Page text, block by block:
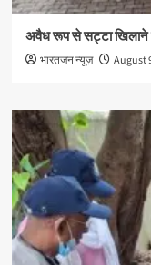
अवैध रूप से सट्टा खिलाने
भारतजन न्यूज़ August